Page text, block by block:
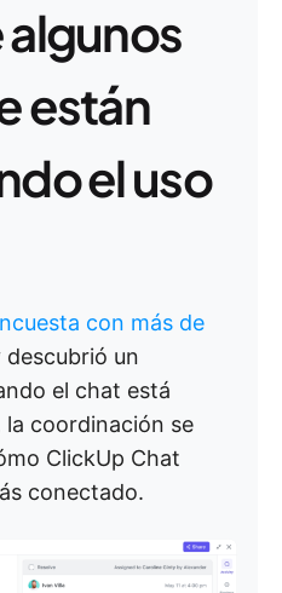
están
el uso
con más de
descubrió un
el chat está
coordinación se
ClickUp Chat
conectado.